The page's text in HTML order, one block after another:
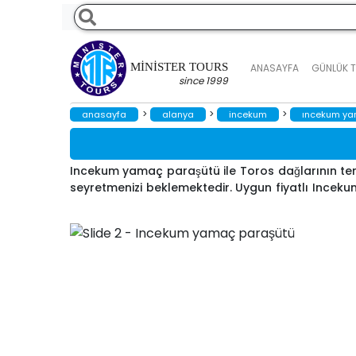
MINISTER TOURS
since 1999
ANASAYFA GÜNLÜK
anasayfa > alanya > i̇ncekum > incekum
Incekum yamaç paraşütü ile Toros dağlarının
seyretmenizi beklemektedir. Uygun fiyatlı